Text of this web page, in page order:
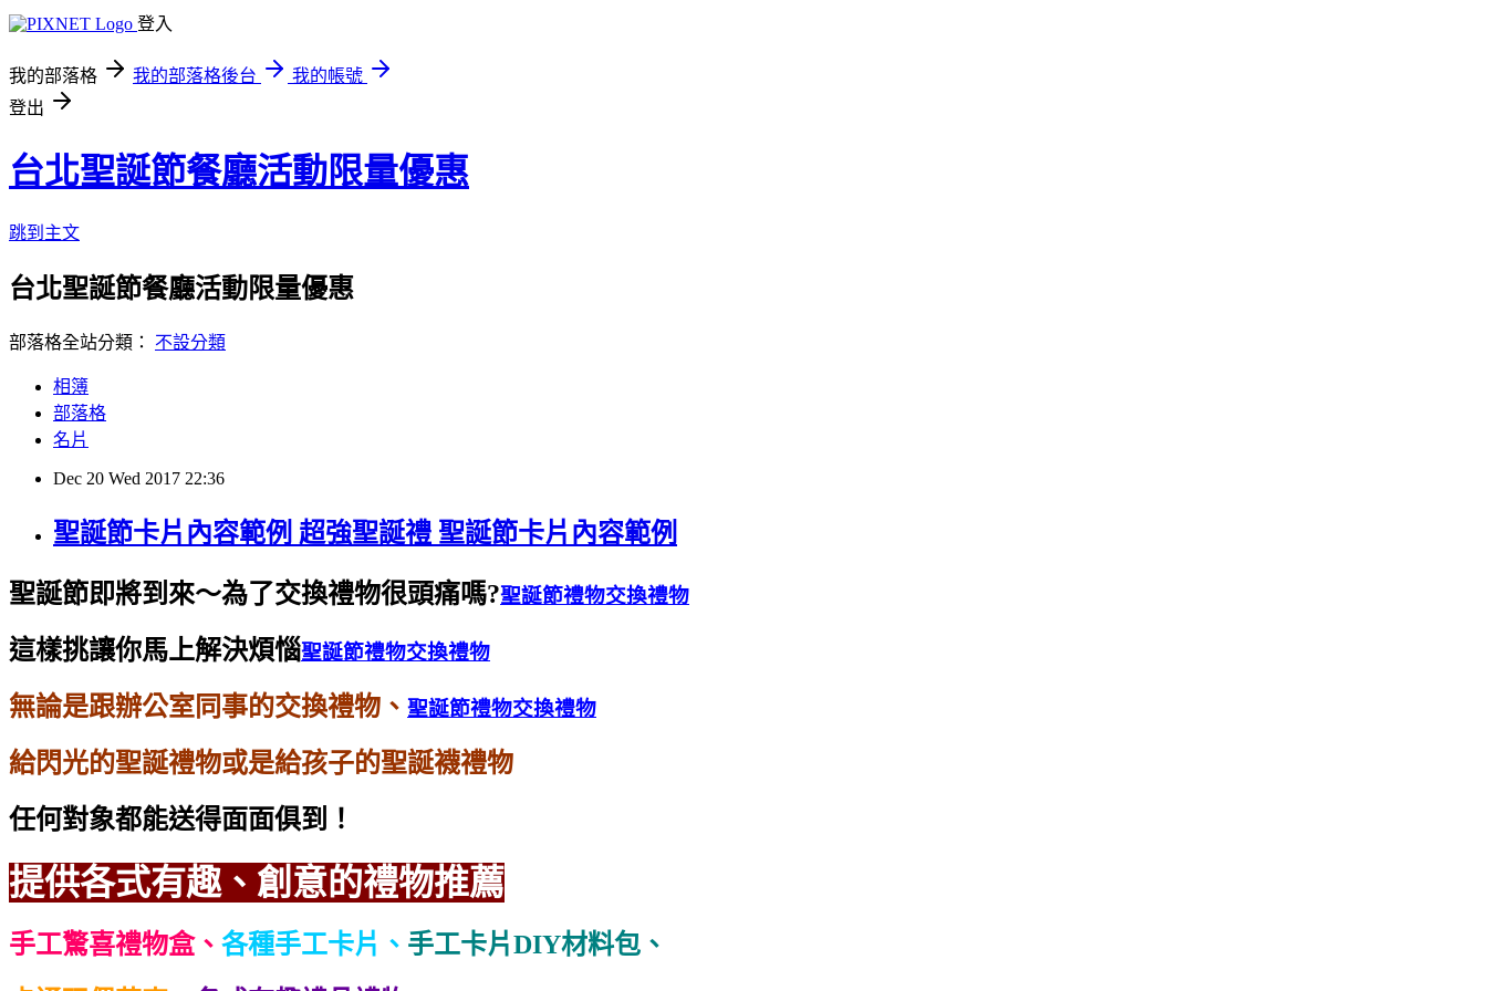
登入
我的部落格 我的部落格後台
我的帳號
登出
台北聖誕節餐廳活動限量優惠
跳到主文
台北聖誕節餐廳活動限量優惠
部落格全站分類： 不設分類
相簿
部落格
名片
Dec 20 Wed 2017 22:36
聖誕節卡片內容範例 超強聖誕禮 聖誕節卡片內容範例
聖誕節即將到來～為了交換禮物很頭痛嗎?聖誕節禮物交換禮物
這樣挑讓你馬上解決煩惱聖誕節禮物交換禮物
無論是跟辦公室同事的交換禮物、 聖誕節禮物交換禮物
給閃光的聖誕禮物或是給孩子的聖誕襪禮物
任何對象都能送得面面俱到！
提供各式有趣、創意的禮物推薦
手工驚喜禮物盒、 各種手工卡片、 手工卡片DIY材料包、